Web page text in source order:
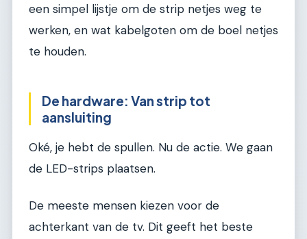
een simpel lijstje om de strip netjes weg te
werken, en wat kabelgoten om de boel netjes
te houden.
De hardware: Van strip tot
aansluiting
Oké, je hebt de spullen. Nu de actie. We gaan
de LED-strips plaatsen.
De meeste mensen kiezen voor de
achterkant van de tv. Dit geeft het beste